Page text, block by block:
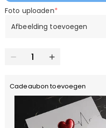
Foto uploaden*
Afbeelding toevoegen
Cadeaubon toevoegen